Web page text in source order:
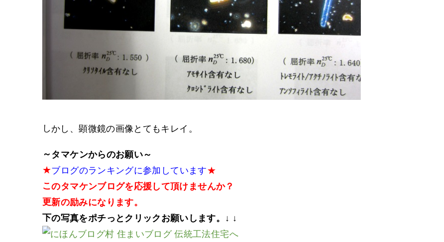
しかし、顕微鏡の画像とてもキレイ。
～タマケンからのお願い～
★ブログのランキングに参加しています★
このタマケンブログを応援して頂けませんか？
更新の励みになります。
下の写真をポチっとクリックお願いします。 ↓ ↓